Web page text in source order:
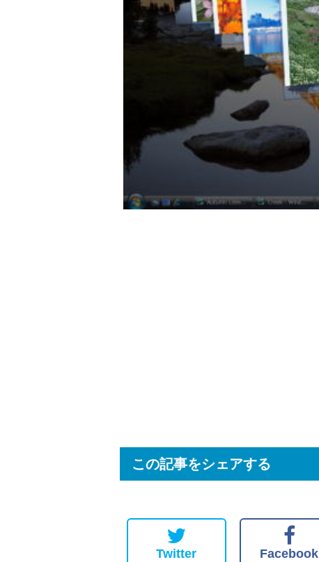
この記事をシェアする
Twitter Facebook